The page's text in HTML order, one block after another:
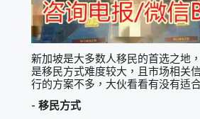
新加坡是大多数人移民的首选之地
是移民方式难度较大，且市场相关
行的方案不多，大伙看看有没有适
- 移民方式